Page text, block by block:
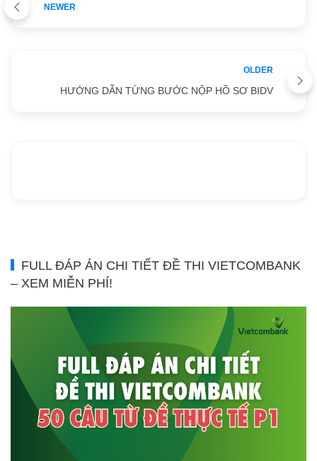
NEWER
OLDER
HƯỚNG DẪN TỪNG BƯỚC NỘP HỒ SƠ BIDV
FULL ĐÁP ÁN CHI TIẾT ĐỀ THI VIETCOMBANK
– XEM MIỄN PHÍ!